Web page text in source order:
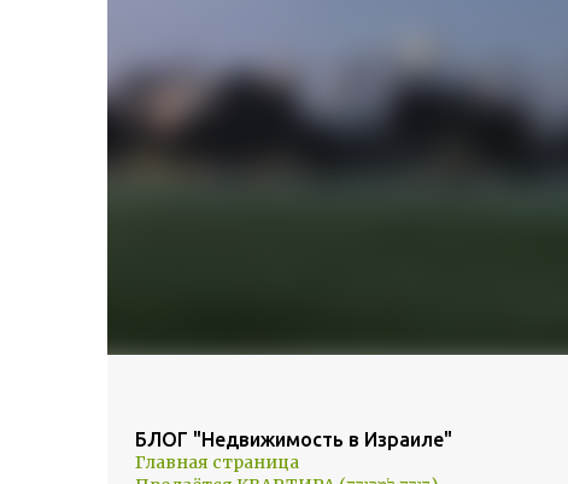
БЛОГ "Недвижимость в Израиле"
Главная страница